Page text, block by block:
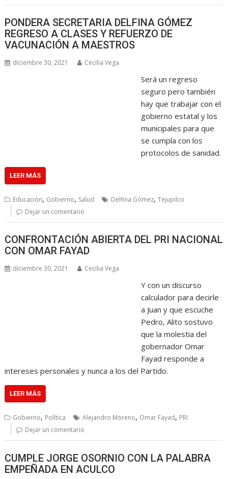
PONDERA SECRETARIA DELFINA GÓMEZ
REGRESO A CLASES Y REFUERZO DE
VACUNACIÓN A MAESTROS
diciembre 30, 2021 Cecilia Vega
Será un regreso
seguro pero también
hay que trabajar con el
gobierno estatal y los
municipales para que
se cumpla con los
protocolos de sanidad.
LEER MÁS
Educación, Gobierno, Salud Delfina Gómez,Tejupilco
Dejar un comentario
CONFRONTACIÓN ABIERTA DEL PRI NACIONAL
CON OMAR FAYAD
diciembre 30, 2021 Cecilia Vega
Y con un discurso
calculador para decirle
a Juan y que escuche
Pedro, Alito sostuvo
que la molestia del
gobernador Omar
Fayad responde a
intereses personales y nunca a los del Partido.
LEER MÁS
Gobierno, Política Alejandro Moreno, Omar Fayad, PRI
Dejar un comentario
CUMPLE JORGE OSORNIO CON LA PALABRA
EMPEÑADA EN ACULCO